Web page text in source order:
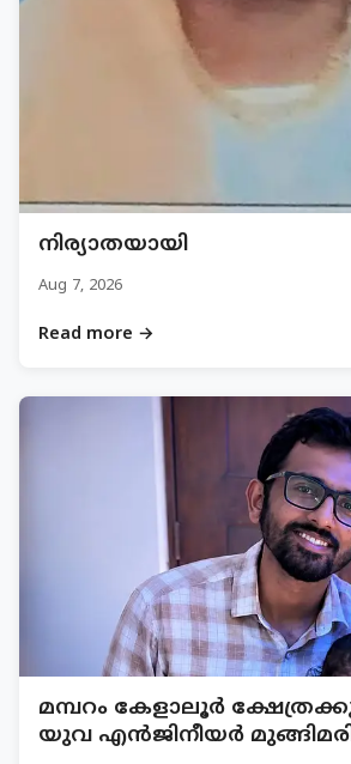
നിര്യാതയായി
Aug 7, 2026
Read more →
മമ്പറം കേളാലൂർ
യുവ എൻജിനീയർ